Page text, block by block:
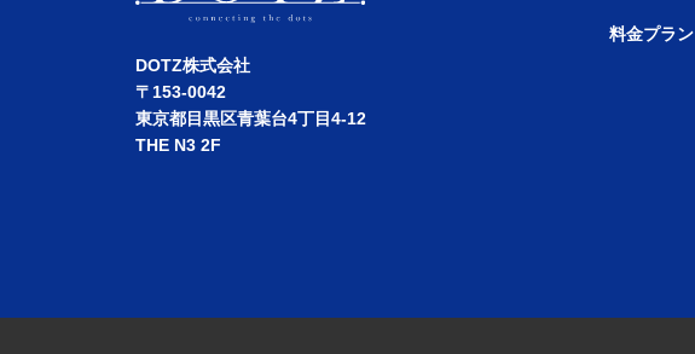
DOTZ株式会社
〒153-0042
東京都目黒区青葉台4丁目4-12
THE N3 2F
料金プラン